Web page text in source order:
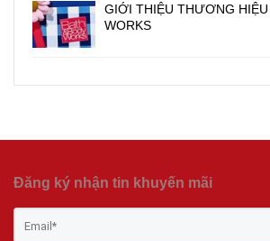
Đăng ký nhận tin khuyến mãi
GIỚI THIỆU THƯƠNG HIỆU
WORKS